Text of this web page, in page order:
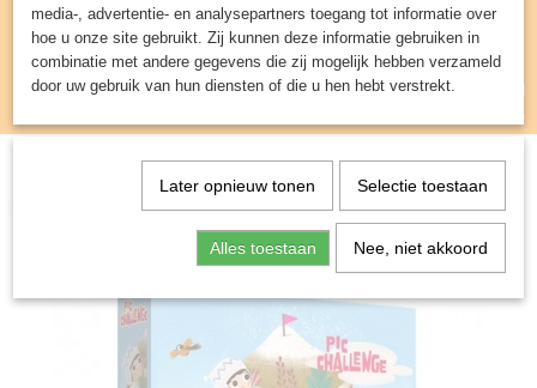
Inloggen Registreren
UW WINKELWAGEN
(0)
Spellen & Puzzels> Pic Challenge - Partyspel
media-, advertentie- en analysepartners toegang tot informatie over
hoe u onze site gebruikt. Zij kunnen deze informatie gebruiken in
combinatie met andere gegevens die zij mogelijk hebben verzameld
door uw gebruik van hun diensten of die u hen hebt verstrekt.
Later opnieuw tonen Selectie toestaan
Alles toestaan Nee, niet akkoord